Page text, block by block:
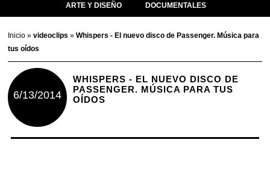
ARTE Y DISEÑO DOCUMENTALES
Inicio»videoclips»Whispers - El nuevo disco de Passenger. Música para
tus oídos
6/13/2014
WHISPERS - EL NUEVO DISCO DE
PASSENGER. MÚSICA PARA TUS
OÍDOS